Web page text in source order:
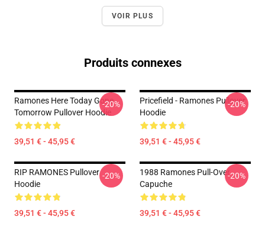
VOIR PLUS
Produits connexes
Ramones Here Today Gone
Tomorrow Pullover Hoodie
39,51 € - 45,95 €
-20%
Pricefield - Ramones Pullover
Hoodie
39,51 € - 45,95 €
-20%
RIP RAMONES Pullover
Hoodie
39,51 € - 45,95 €
-20%
1988 Ramones Pull-Over
Capuche
39,51 € - 45,95 €
-20%